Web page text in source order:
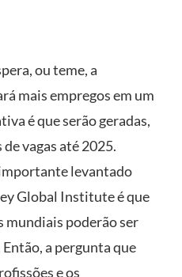
ou teme, a
mais empregos em um
é que serão geradas,
vagas até 2025.
levantado
Global Institute é que
mundiais poderão ser
a pergunta que
e os